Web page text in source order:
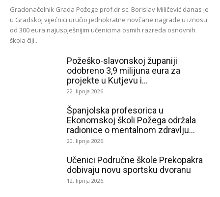
Gradonačelnik Grada Požege prof.dr.sc. Borislav Miličević danas je
u Gradskoj vijećnici uručio jednokratne novčane nagrade u iznosu
od 300 eura najuspješnijim učenicima osmih razreda osnovnih
škola čiji...
Požeško-slavonskoj županiji
odobreno 3,9 milijuna eura za
projekte u Kutjevu i...
22. lipnja 2026.
Španjolska profesorica u
Ekonomskoj školi Požega održala
radionice o mentalnom zdravlju...
20. lipnja 2026.
Učenici Područne škole Prekopakra
dobivaju novu sportsku dvoranu
12. lipnja 2026.